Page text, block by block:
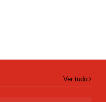
Ver tudo